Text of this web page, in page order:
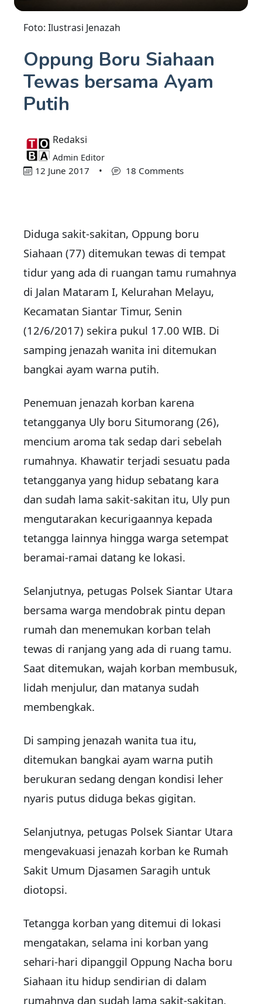
Foto: Ilustrasi Jenazah
Oppung Boru Siahaan
Tewas bersama Ayam
Putih
Redaksi
Admin Editor
12 June 2017 • 18 Comments
Diduga sakit-sakitan, Oppung boru
Siahaan (77) ditemukan tewas di tempat
tidur yang ada di ruangan tamu rumahnya
di Jalan Mataram I, Kelurahan Melayu,
Kecamatan Siantar Timur, Senin
(12/6/2017) sekira pukul 17.00 WIB. Di
samping jenazah wanita ini ditemukan
bangkai ayam warna putih.
Penemuan jenazah korban karena
tetangganya Uly boru Situmorang (26),
mencium aroma tak sedap dari sebelah
rumahnya. Khawatir terjadi sesuatu pada
tetangganya yang hidup sebatang kara
dan sudah lama sakit-sakitan itu, Uly pun
mengutarakan kecurigaannya kepada
tetangga lainnya hingga warga setempat
beramai-ramai datang ke lokasi.
Selanjutnya, petugas Polsek Siantar Utara
bersama warga mendobrak pintu depan
rumah dan menemukan korban telah
tewas di ranjang yang ada di ruang tamu.
Saat ditemukan, wajah korban membusuk,
lidah menjulur, dan matanya sudah
membengkak.
Di samping jenazah wanita tua itu,
ditemukan bangkai ayam warna putih
berukuran sedang dengan kondisi leher
nyaris putus diduga bekas gigitan.
Selanjutnya, petugas Polsek Siantar Utara
mengevakuasi jenazah korban ke Rumah
Sakit Umum Djasamen Saragih untuk
diotopsi.
Tetangga korban yang ditemui di lokasi
mengatakan, selama ini korban yang
sehari-hari dipanggil Oppung Nacha boru
Siahaan itu hidup sendirian di dalam
rumahnya dan sudah lama sakit-sakitan.